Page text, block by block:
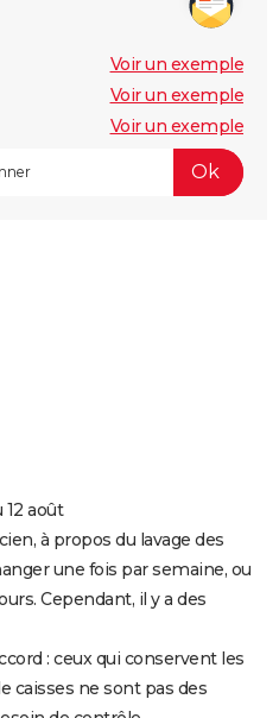
Voir un exemple
Voir un exemple
Voir un exemple
août
à propos du lavage des
une fois par semaine, ou
Cependant, il y a des
: ceux qui conservent les
caisses ne sont pas des